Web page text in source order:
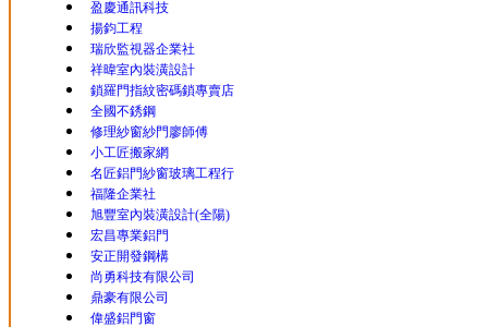
盈慶通訊科技
揚鈞工程
瑞欣監視器企業社
祥暐室內裝潢設計
鎖羅門指紋密碼鎖專賣店
全國不銹鋼
修理紗窗紗門廖師傅
小工匠搬家網
名匠鋁門紗窗玻璃工程行
福隆企業社
旭豐室內裝潢設計(全陽)
宏昌專業鋁門
安正開發鋼構
尚勇科技有限公司
鼎豪有限公司
偉盛鋁門窗